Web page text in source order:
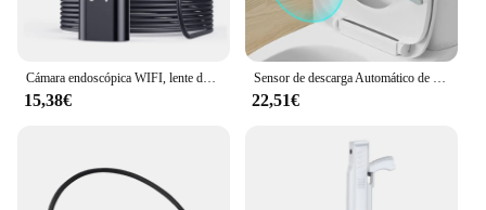
Cámara endoscópica WIFI, lente de 8mm, HD720P, Endoscopio inalámbrico, tubo de drenaje, boroscopio de inspección de motor, LED, impermeable para teléfonos inteligentes
15,38€
Sensor de descarga Automático de inodoro, botón de descarga de inodoro sin contacto, botón de lavado de inodoro automático inteligente, interruptor de drenaje táctil
22,51€